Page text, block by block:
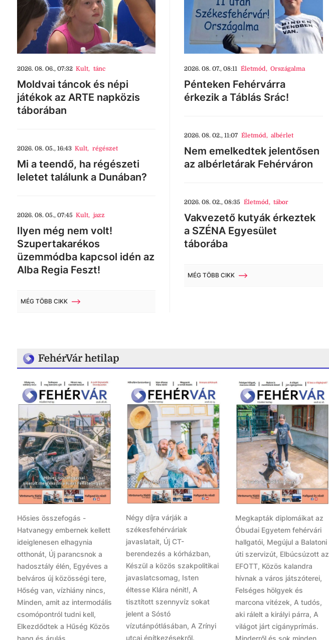
2026. 08. 06., 07:32 Kult, tánc
Moldvai táncok és népi
játékok az ARTE napközis
táborában
2026. 08. 05., 16:43 Kult, régészet
Mi a teendő, ha régészeti
leletet találunk a Dunában?
2026. 08. 05., 07:45 Kult, jazz
Ilyen még nem volt!
Szupertakarékos
üzemmódba kapcsol idén az
Alba Regia Feszt!
MÉG TÖBB CIKK
2026. 08. 07., 08:11 Életmód, Országalma
Pénteken Fehérvárra
érkezik a Táblás Srác!
2026. 08. 02., 11:07 Életmód, albérlet
Nem emelkedtek jelentősen
az albérletárak Fehérváron
2026. 08. 02., 08:35 Életmód, tábor
Vakvezető kutyák érkeztek
a SZÉNA Egyesület
táborába
MÉG TÖBB CIKK
FehérVár hetilap
Hősies összefogás -
Hatvanegy embernek kellett
ideiglenesen elhagynia
otthonát, Új parancsnok a
hadosztály élén, Egyéves a
belváros új közösségi tere,
Hőség van, vízhiány nincs,
Minden, amit az intermodális
csomópontról tudni kell,
Elkezdődtek a Hűség Közös
Négy díjra várják a
székesfehérváriak
javaslatait, Új CT-
berendezés a kórházban,
Készül a közös szakpolitikai
javaslatcsomag, Isten
éltesse Klára nénit!, A
tisztított szennyvíz sokat
jelent a Sóstó
vízutánpótlásában, A Zrínyi
utcai építkezésekről.
Megkapták diplomáikat az
Óbudai Egyetem fehérvári
hallgatói, Megújul a Balatoni
úti szervizút, Elbúcsúzott az
EFOTT, Közös kalandra
hívnak a város játszóterei,
Felséges hölgyek és
marcona vitézek, A tudós,
aki rálelt a királyi párra, A
világot járt cigányprímás.